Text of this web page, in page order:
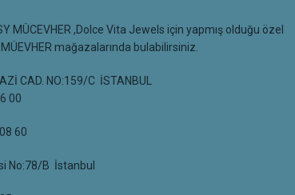
MÜCEVHER ,Dolce Vita Jewels için yapmış olduğu özel
mağazalarında bulabilirsiniz.
CAD. NO:159/C İSTANBUL
00
60
No:78/B İstanbul